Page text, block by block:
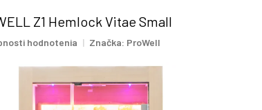
Z1 Hemlock Vitae Small
hodnotenia Značka: ProWell